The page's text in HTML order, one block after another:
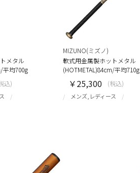
メタル
平均700g
込)
MIZUNO(ミズノ)
軟式用金属製ホットメタル
(HOTMETAL)84cm/平均710g
メンズ,レディース
￥25,300 (税込)